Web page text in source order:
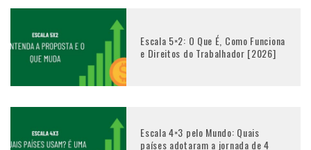
Escala 5×2: O Que É, Como Funciona
e Direitos do Trabalhador [2026]
Escala 4×3 pelo Mundo: Quais
países adotaram a jornada de 4